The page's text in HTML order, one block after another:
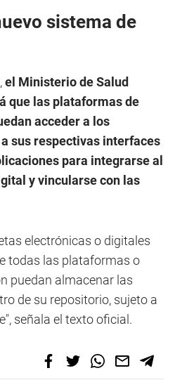
sistema de
el Ministerio de Salud
que las plataformas de
acceder a los
sus respectivas interfaces
para integrarse al
y vincularse con las
electrónicas o digitales
todas las plataformas o
puedan almacenar las
de su repositorio, sujeto a
señala el texto oficial.